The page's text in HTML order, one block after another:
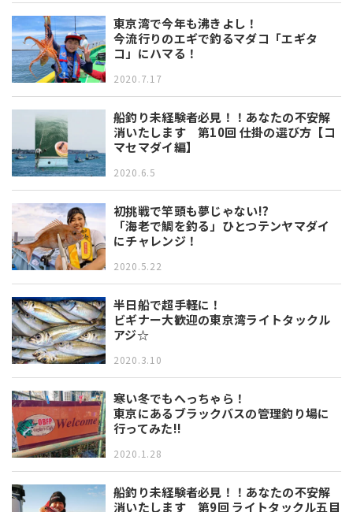
東京湾で今年も沸きよし！
今流行りのエギで釣るマダコ「エギタ
コ」にハマる！
2020.7.17
船釣り未経験者必見！！あなたの不安解
消いたします 第10回 仕掛の選び方【コ
マセマダイ編】
2020.6.5
初挑戦で竿頭も夢じゃない!?
「海老で鯛を釣る」ひとつテンヤマダイ
にチャレンジ！
2020.5.22
半日船で超手軽に！
ビギナー大歓迎の東京湾ライトタックル
アジ☆
2020.3.10
寒い冬でもへっちゃら！
東京にあるブラックバスの管理釣り場に
行ってみた!!
2020.1.28
船釣り未経験者必見！！あなたの不安解
消いたします 第9回 ライトタックル五目